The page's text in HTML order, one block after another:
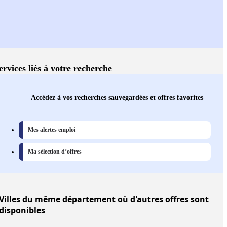
liés à votre recherche
Accédez à vos recherches sauvegardées et offres favorites
Mes alertes emploi
Ma sélection d’offres
du même département où d'autres offres sont